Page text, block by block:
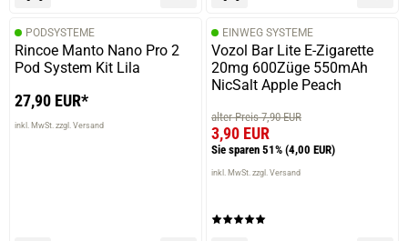
PODSYSTEME
Rincoe Manto Nano Pro 2
Pod System Kit Lila
27,90 EUR*
inkl. MwSt. zzgl. Versand
EINWEG SYSTEME
Vozol Bar Lite E-Zigarette
20mg 600Züge 550mAh
NicSalt Apple Peach
alter Preis 7,90 EUR
3,90 EUR
Sie sparen 51% (4,00 EUR)
inkl. MwSt. zzgl. Versand